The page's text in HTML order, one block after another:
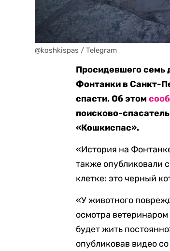
@koshkispas / Telegram
Просидевшего семь
Фонтанки в Санкт-
спасти. Об этом
поисково-
«Кошкиспас».
«История на
также опубликовали
клетке: это черный
«У животного
осмотра ветеринаром
будет жить
опубликовав видео